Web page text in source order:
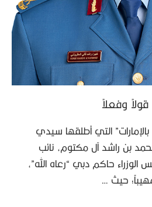
قولاً وفعلاً
التي أطلقها سيدي
بن راشد آل مكتوم، نائب
حاكم دبي “رعاه الله”،
حيث …